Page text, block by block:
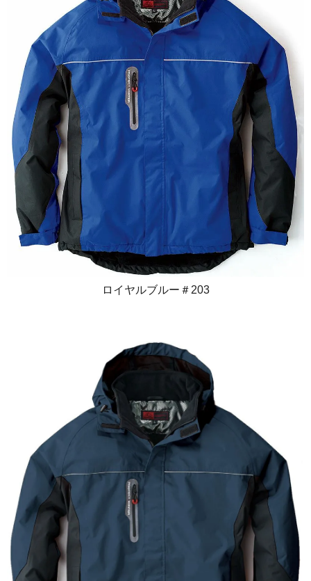
ロイヤルブルー＃203